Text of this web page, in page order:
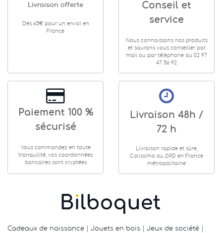
Livraison offerte
Dès 65€ pour un envoi en
France
Conseil et
service
Nous connaissons nos produits
et saurons vous conseiller par
mail ou par téléphone au 02 97
47 56 92
Paiement 100 %
sécurisé
Vous commandez en toute
tranquilité, vos coordonnées
bancaires sont cryptées
Livraison 48h /
72 h
Livraison rapide et sûre,
Colissimo ou DPD en France
métropolitaine
Cadeaux de naissance Jouets en bois Jeux de société